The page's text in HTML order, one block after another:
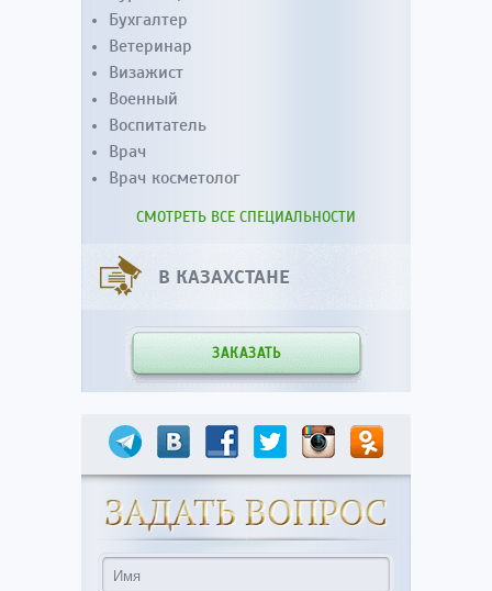
Бухгалтер
Ветеринар
Визажист
Военный
Воспитатель
Врач
Врач косметолог
СМОТРЕТЬ ВСЕ СПЕЦИАЛЬНОСТИ
В КАЗАХСТАНЕ
ЗАКАЗАТЬ